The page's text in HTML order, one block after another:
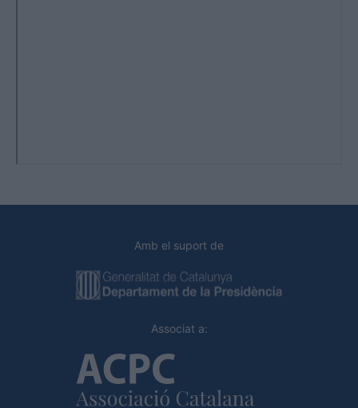
Amb el suport de
Associat a: